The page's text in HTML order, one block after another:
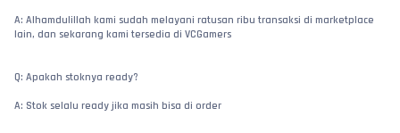
A: Alhamdulillah kami sudah melayani ratusan ribu transaksi di marketplace
lain, dan sekarang kami tersedia di VCGamers
Q: Apakah stoknya ready?
A: Stok selalu ready jika masih bisa di order